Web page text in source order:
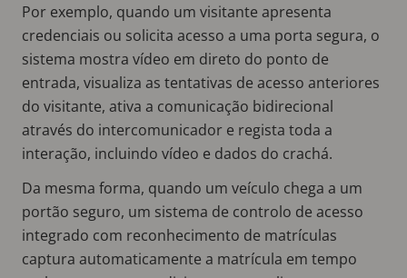
Por exemplo, quando um visitante apresenta
credenciais ou solicita acesso a uma porta segura, o
sistema mostra vídeo em direto do ponto de
entrada, visualiza as tentativas de acesso anteriores
do visitante, ativa a comunicação bidirecional
através do intercomunicador e regista toda a
interação, incluindo vídeo e dados do crachá.
Da mesma forma, quando um veículo chega a um
portão seguro, um sistema de controlo de acesso
integrado com reconhecimento de matrículas
captura automaticamente a matrícula em tempo